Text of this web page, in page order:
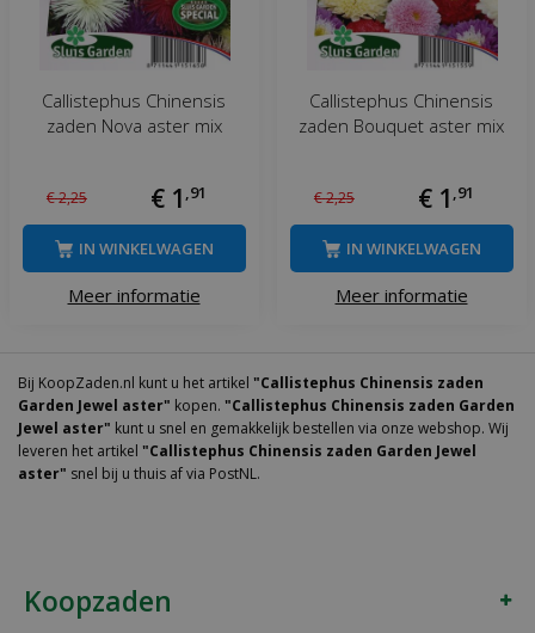
Callistephus Chinensis
zaden Nova aster mix
€2,25 € 1 ,91
Meer informatie
IN WINKELWAGEN
Callistephus Chinensis
zaden Bouquet aster mix
€2,25 € 1 ,91
Meer informatie
IN WINKELWAGEN
Bij KoopZaden.nl kunt u het artikel "Callistephus Chinensis zaden
Garden Jewel aster" kopen. "Callistephus Chinensis zaden Garden
Jewel aster" kunt u snel en gemakkelijk bestellen via onze webshop. Wij
leveren het artikel "Callistephus Chinensis zaden Garden Jewel
aster" snel bij u thuis af via PostNL.
Koopzaden